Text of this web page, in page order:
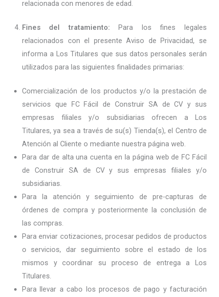
relacionada con menores de edad.
Fines del tratamiento: Para los fines legales
relacionados con el presente Aviso de Privacidad, se
informa a Los Titulares que sus datos personales serán
utilizados para las siguientes finalidades primarias:
Comercialización de los productos y/o la prestación de
servicios que FC Fácil de Construir SA de CV y sus
empresas filiales y/o subsidiarias ofrecen a Los
Titulares, ya sea a través de su(s) Tienda(s), el Centro de
Atención al Cliente o mediante nuestra página web.
Para dar de alta una cuenta en la página web de FC Fácil
de Construir SA de CV y sus empresas filiales y/o
subsidiarias.
Para la atención y seguimiento de pre-capturas de
órdenes de compra y posteriormente la conclusión de
las compras.
Para enviar cotizaciones, procesar pedidos de productos
o servicios, dar seguimiento sobre el estado de los
mismos y coordinar su proceso de entrega a Los
Titulares.
Para llevar a cabo los procesos de pago y facturación